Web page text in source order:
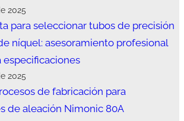
2025
para seleccionar tubos de precisión
níquel: asesoramiento profesional
especificaciones
2025
de fabricación para
de aleación Nimonic 80A